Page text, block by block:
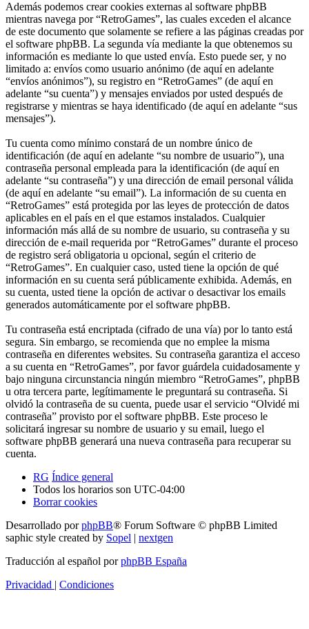
Además podemos crear cookies externas al software phpBB
mientras navega por “RetroGames”, las cuales exceden el alcance
de este documento que solamente se refiere a las páginas creadas por
el software phpBB. La segunda vía mediante la que obtenemos su
información es mediante lo que usted envía. Esto puede ser, y no
limitado a: envíos como usuario anónimo (de aquí en adelante
“envíos anónimos”), su registro en “RetroGames” (de aquí en
adelante “su cuenta”) y mensajes enviados por usted después de
registrarse y mientras se haya identificado (de aquí en adelante “sus
mensajes”).
Tu cuenta como mínimo constará de un nombre único de
identificación (de aquí en adelante “su nombre de usuario”), una
contraseña personal empleada para la identificación (de aquí en
adelante “su contraseña”) y una dirección de email personal válida
(de aquí en adelante “su email”). La información de su cuenta en
“RetroGames” está protegida por las leyes de protección de datos
aplicables en el país en el que estamos instalados. Cualquier
información más allá de su nombre de usuario, su contraseña y su
dirección de e-mail requerida por “RetroGames” durante el proceso
de registro será obligatoria u opcional, según el criterio de
“RetroGames”. En cualquier caso, usted tiene la opción de qué
información en su cuenta será públicamente exhibida. Además, en
su cuenta, usted tiene la opción de activar o desactivar los emails
generados automáticamente por el software phpBB.
Tu contraseña está encriptada (cifrado de una vía) por lo tanto está
segura. Sin embargo, se recomienda que no emplee la misma
contraseña en diferentes websites. Su contraseña garantiza el acceso
a su cuenta en “RetroGames”, por favor guárdela cuidadosamente y
bajo ninguna circunstancia ningún miembro “RetroGames”, phpBB
u otra tercera parte, legítimamente le preguntará su contraseña. Si
olvidó la contraseña de su cuenta, puede usar el servicio “Olvidé mi
contraseña” provisto por el software phpBB. Este proceso le
solicitará ingresar su nombre de usuario y su email, luego el
software phpBB generará una nueva contraseña para recuperar su
cuenta.
RG Índice general
Todos los horarios son UTC-04:00
Borrar cookies
Desarrollado porphpBB® Forum Software © phpBB Limited
saphic style created by Sopel | nextgen
Traducción al español porphpBB España
Privacidad | Condiciones